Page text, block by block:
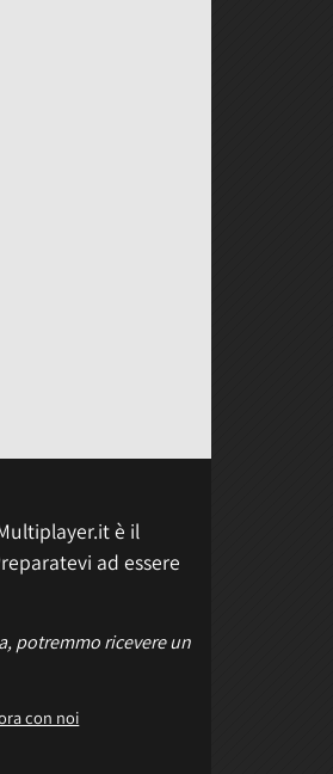
è il
ad essere
potremmo ricevere un
con noi